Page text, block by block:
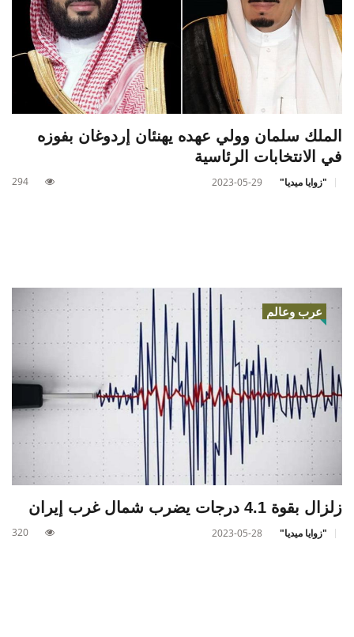
الملك سلمان وولي عهده يهنئان إردوغان بفوزه
في الانتخابات الرئاسية
"زوايا ميديا" 2023-05-29
294
عرب وعالم
زلزال بقوة 4.1 درجات يضرب شمال غرب إيران
"زوايا ميديا" 2023-05-28
320